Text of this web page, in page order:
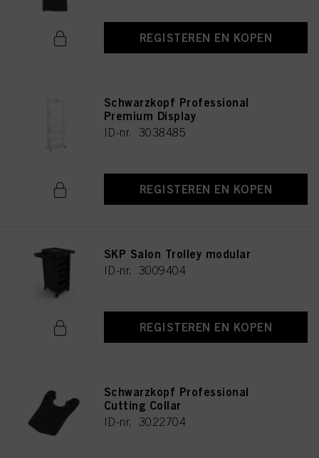
REGISTEREN EN KOPEN
Schwarzkopf Professional
Premium Display
ID-nr. 3038485
REGISTEREN EN KOPEN
SKP Salon Trolley modular
ID-nr. 3009404
REGISTEREN EN KOPEN
Schwarzkopf Professional
Cutting Collar
ID-nr. 3022704